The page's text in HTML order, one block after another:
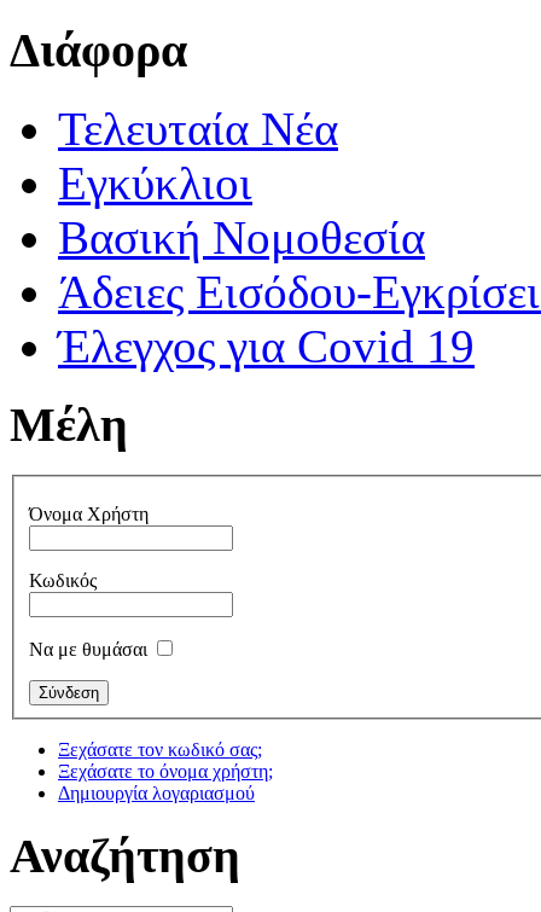
Διάφορα
Τελευταία Νέα
Εγκύκλιοι
Βασική Νομοθεσία
Άδειες Εισόδου-
Έλεγχος για Covid 19
Μέλη
Όνομα Χρήστη
Κωδικός
Να με θυμάσαι
Ξεχάσατε τον κωδικό σας;
Ξεχάσατε το όνομα χρήστη;
Δημιουργία λογαριασμού
Αναζήτηση